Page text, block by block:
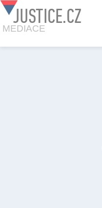
JUSTICE.CZ
MEDIACE